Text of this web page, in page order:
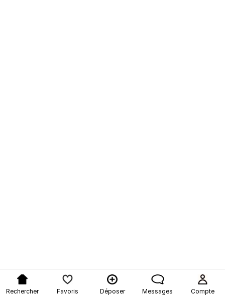
Rechercher Favoris Déposer Messages Compte